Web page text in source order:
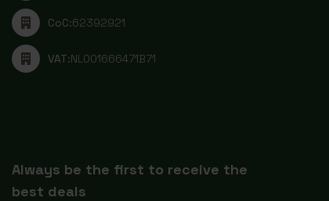
CoC:62392921
VAT:NL001666471B71
Always be the first to receive the
best deals